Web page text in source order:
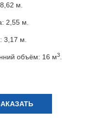
м.
2,55 м.
3,17 м.
объём: 16 м3.